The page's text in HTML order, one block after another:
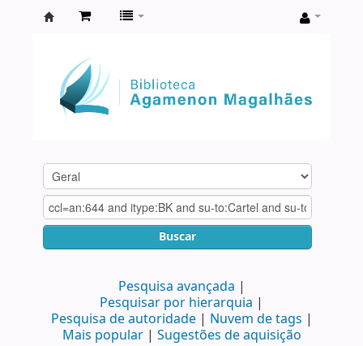
Agamenon
Magalhães
Buscar
Pesquisa avançada
Pesquisar por hierarquia
Pesquisa de autoridade
Nuvem de tags
Mais popular
Sugestões de aquisição